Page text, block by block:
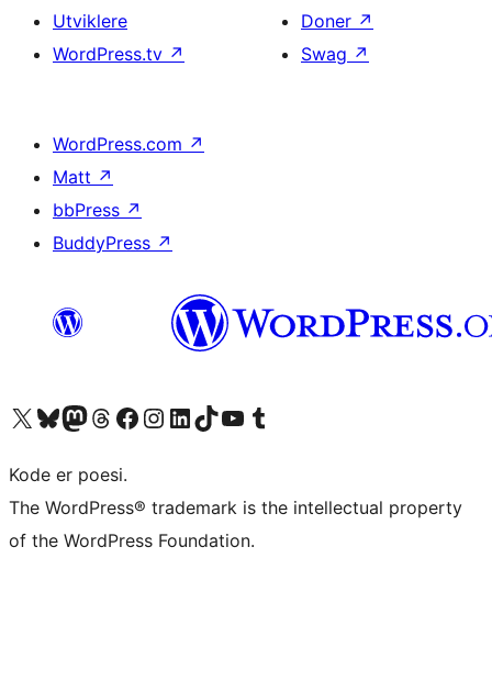
Utviklere
WordPress.tv ↗
Doner ↗
Swag ↗
WordPress.com ↗
Matt ↗
bbPress ↗
BuddyPress ↗
Besøk vår konto på X Visit our Bluesky account
Besøk vår Mastodon-konto
Visit our Threads account
Besøk vår Facebook-sideBesøk vår Instagram-konto
Besøk vår LinkedIn-konto
Visit our TikTok account
Visit our YouTube channel
Visit our Tumblr account
Kode er poesi.
The WordPress® trademark is the intellectual property
of the WordPress Foundation.